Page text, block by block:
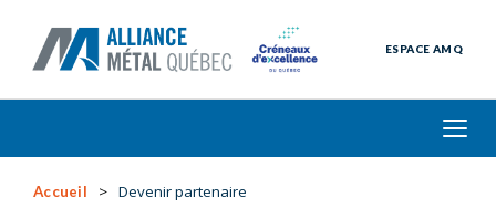
ESPACE AMQ
Accueil Devenir partenaire